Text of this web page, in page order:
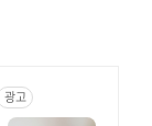
광고